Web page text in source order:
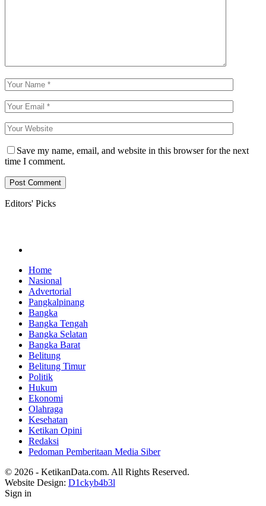
Save my name, email, and website in this browser for the next
time I comment.
Editors' Picks
Home
Nasional
Advertorial
Pangkalpinang
Bangka
Bangka Tengah
Bangka Selatan
Bangka Barat
Belitung
Belitung Timur
Politik
Hukum
Ekonomi
Olahraga
Kesehatan
Ketikan Opini
Redaksi
Pedoman Pemberitaan Media Siber
© 2026 - KetikanData.com. All Rights Reserved.
Website Design: D1ckyb4b3l
Sign in